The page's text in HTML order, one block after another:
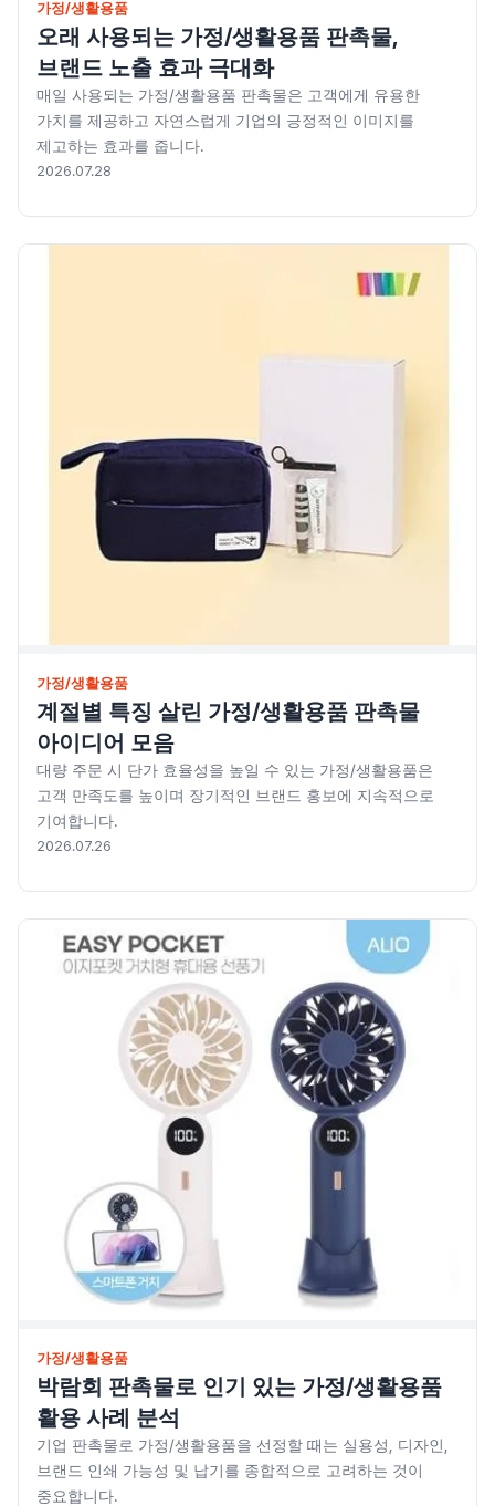
가정/생활용품
오래 사용되는 가정/생활용품 판촉물,
브랜드 노출 효과 극대화
매일 사용되는 가정/생활용품 판촉물은 고객에게 유용한
가치를 제공하고 자연스럽게 기업의 긍정적인 이미지를
제고하는 효과를 줍니다.
2026.07.28
가정/생활용품
계절별 특징 살린 가정/생활용품 판촉물
아이디어 모음
대량 주문 시 단가 효율성을 높일 수 있는 가정/생활용품은
고객 만족도를 높이며 장기적인 브랜드 홍보에 지속적으로
기여합니다.
2026.07.26
가정/생활용품
박람회 판촉물로 인기 있는 가정/생활용품
활용 사례 분석
기업 판촉물로 가정/생활용품을 선정할 때는 실용성, 디자인,
브랜드 인쇄 가능성 및 납기를 종합적으로 고려하는 것이
중요합니다.